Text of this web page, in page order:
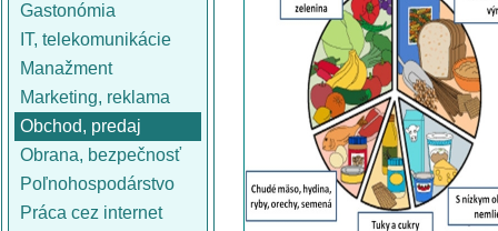
Gastonómia
IT, telekomunikácie
Manažment
Marketing, reklama
Obchod, predaj
Obrana, bezpečnosť
Poľnohospodárstvo
Práca cez internet